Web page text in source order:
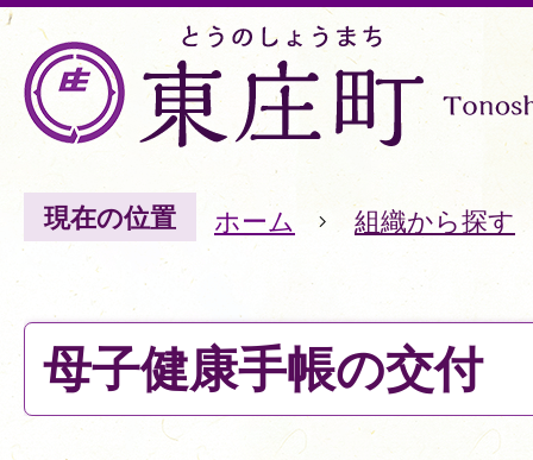
現在の位置 ホーム 組織から探す
母子健康手帳の交付